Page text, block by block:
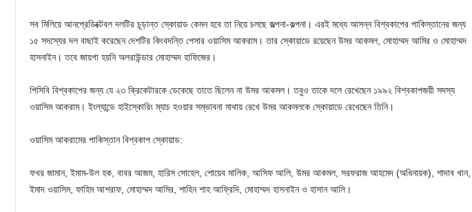
সব মিলিয়ে আনপ্রেডিক্টেবল দলটির চূড়ান্ত স্কোয়াড কেমন হবে তা নিয়ে চলছে জল্পনা-কল্পনা। এরই মধ্যে আসন্ন বিশ্বকাপের পাকিস্তানের জন্য
১৫ সদস্যের দল বাছাই করেছেন দেশটির কিংবদন্তি পেসার ওয়াসিম আকরাম। তার স্কোয়াডে রয়েছেন উমর আকমল, মোহাম্মদ আমির ও মোহাম্মদ
হাসনাইন। তবে জায়গা হয়নি অলরাউন্ডার মোহাম্মদ হাফিজের।
পিসিবি বিশ্বকাপের জন্য যে ২৩ ক্রিকেটারকে ডেকেছে তাতে ছিলেন না উমর আকমল। তবুও তাকে দলে রেখেছেন ১৯৯২ বিশ্বকাপজয়ী সদস্য
ওয়াসিম আকরাম। ইংল্যান্ডে হাইস্কোরিং ম্যাচ হওয়ার সম্ভাবনা মাথায় রেখে উমর আকমলকে স্কোয়াডে রেখেছেন তিনি।
ওয়াসিম আকরামের পাকিস্তান বিশ্বকাপ স্কোয়াড:
ফখর জামান, ইমাম-উল হক, বাবর আজম, হারিস সোহেল, শোয়েব মালিক, আসিফ আলি, উমর আকমল, সরফরাজ আহমেদ (অধিনায়ক), শাদাব খান,
ইমাদ ওয়াসিম, ফাহিম আশরাফ, মোহাম্মদ আমির, শাহিন শাহ আফ্রিদি, মোহাম্মদ হাসনাইন ও হাসান আলি।